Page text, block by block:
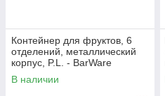
Контейнер для фруктов, 6
отделений, металлический
корпус, P.L. - BarWare
В наличии